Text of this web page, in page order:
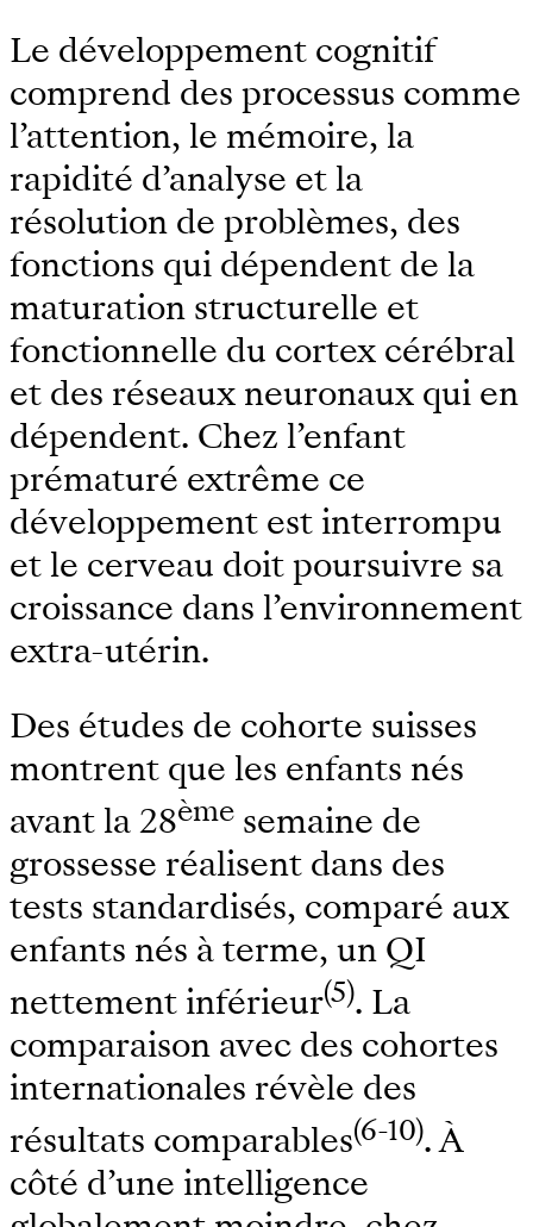
Le développement cognitif
comprend des processus comme
l’attention, le mémoire, la
rapidité d’analyse et la
résolution de problèmes, des
fonctions qui dépendent de la
maturation structurelle et
fonctionnelle du cortex cérébral
et des réseaux neuronaux qui en
dépendent. Chez l’enfant
prématuré extrême ce
développement est interrompu
et le cerveau doit poursuivre sa
croissance dans l’environnement
extra-utérin.
Des études de cohorte suisses
montrent que les enfants nés
avant la 28ème semaine de
grossesse réalisent dans des
tests standardisés, comparé aux
enfants nés à terme, un QI
nettement inférieur(5). La
comparaison avec des cohortes
internationales révèle des
résultats comparables(6-10). À
côté d’une intelligence